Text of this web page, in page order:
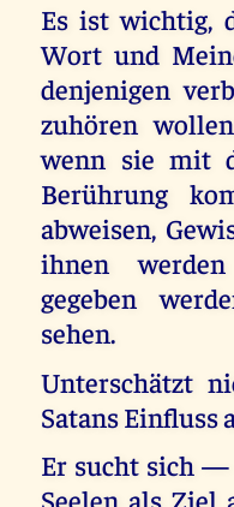
Es ist wichtig,
Wort und
denjenigen
zuhören
wenn sie mit
Berührung
abweisen,
ihnen
gegeben
sehen.
Unterschätzt
Satans Einfluss
Er sucht sich —
Seelen als Ziel